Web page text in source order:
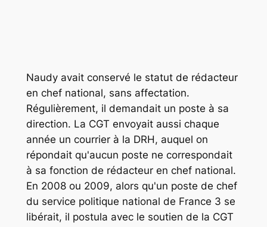
Naudy avait conservé le statut de rédacteur
en chef national, sans affectation.
Régulièrement, il demandait un poste à sa
direction. La CGT envoyait aussi chaque
année un courrier à la DRH, auquel on
répondait qu'aucun poste ne correspondait
à sa fonction de rédacteur en chef national.
En 2008 ou 2009, alors qu'un poste de chef
du service politique national de France 3 se
libérait, il postula avec le soutien de la CGT